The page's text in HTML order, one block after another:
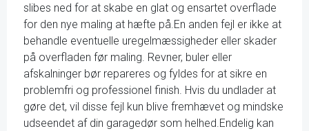
slibes ned for at skabe en glat og ensartet overflade
for den nye maling at hæfte på.En anden fejl er ikke at
behandle eventuelle uregelmæssigheder eller skader
på overfladen før maling. Revner, buler eller
afskalninger bør repareres og fyldes for at sikre en
problemfri og professionel finish. Hvis du undlader at
gøre det, vil disse fejl kun blive fremhævet og mindske
udseendet af din garagedør som helhed.Endelig kan